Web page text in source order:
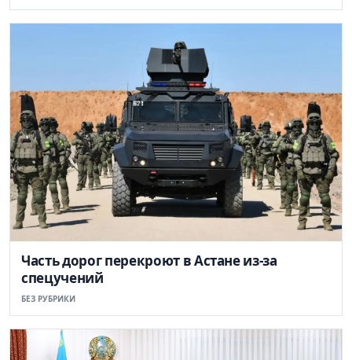
Часть дорог перекроют в Астане из-за
спецучений
БЕЗ РУБРИКИ